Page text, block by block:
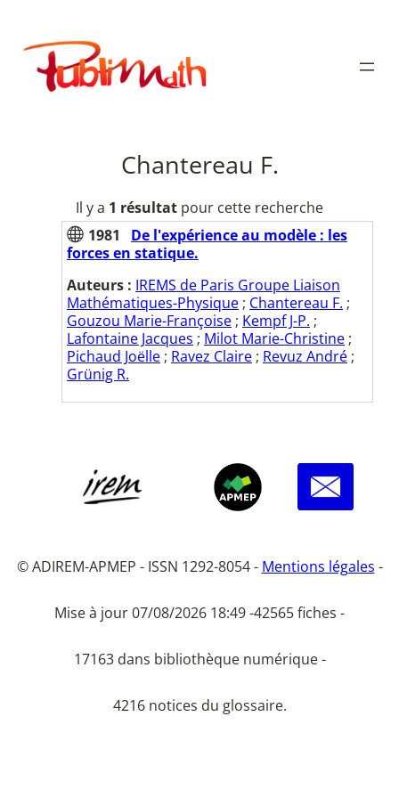
contenu
Publimath
Chantereau F.
Il y a 1 résultat pour cette recherche
1981
De l'expérience au modèle : les
forces en statique.
Auteurs : IREMS de Paris Groupe Liaison
Mathématiques-Physique ; Chantereau F. ;
Gouzou Marie-Françoise ; Kempf J-P. ;
Lafontaine Jacques ; Milot Marie-Christine ;
Pichaud Joëlle ; Ravez Claire ; Revuz André ;
Grünig R.
© ADIREM-APMEP - ISSN 1292-8054 - Mentions légales -
Mise à jour 07/08/2026 18:49 -42565 fiches -
17163 dans bibliothèque numérique -
4216 notices du glossaire.